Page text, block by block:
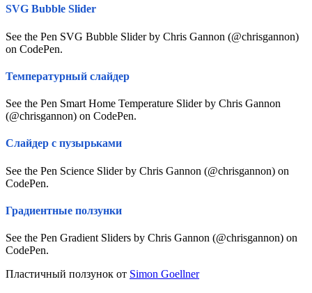
SVG Bubble Slider
See the Pen SVG Bubble Slider by Chris Gannon (@chrisgannon)
on CodePen.
Температурный слайдер
See the Pen Smart Home Temperature Slider by Chris Gannon
(@chrisgannon) on CodePen.
Слайдер с пузырьками
See the Pen Science Slider by Chris Gannon (@chrisgannon) on
CodePen.
Градиентные ползунки
See the Pen Gradient Sliders by Chris Gannon (@chrisgannon) on
CodePen.
Пластичный ползунок от Simon Goellner